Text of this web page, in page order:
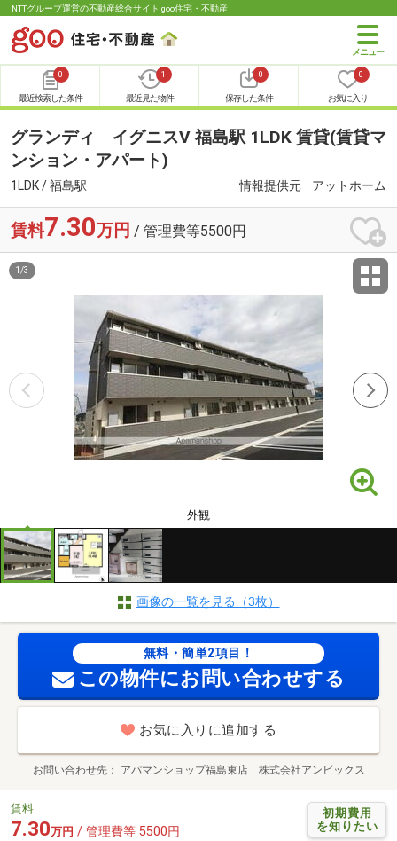
NTTグループ運営の不動産総合サイト goo住宅・不動産
0
最近検索した条件
1
最近見た物件
0
保存した条件
0
お気に入り
グランディ イグニスⅤ 福島駅 1LDK 賃貸(賃貸マ
ンション・アパート)
1LDK / 福島駅 情報提供元 アットホーム
賃料7.30万円 / 管理費等5500円
外観
1 /3
画像の一覧を見る（3枚）
無料・簡単2項目！
この物件にお問い合わせする
お気に入りに追加する
お問い合わせ先 アパマンショップ福島東店 株式会社アンビックス
初期費用
を知りたい
賃料
7.30万円 / 管理費等 5500円